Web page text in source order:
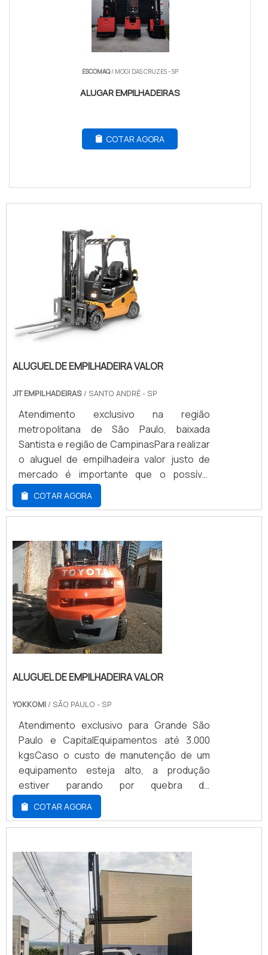
ESCOMAQ/ MOGI DAS CRUZES - SP
ALUGAR EMPILHADEIRAS
COTAR AGORA
ALUGUEL DE EMPILHADEIRA VALOR
JIT EMPILHADEIRAS / SANTO ANDRÉ - SP
Atendimento exclusivo na região
metropolitana de São Paulo, baixada
Santista e região de CampinasPara realizar
o aluguel de empilhadeira valor justo de
mercado é importante que o possível
cliente tenha conhecimento da vasta
quantidade de empresas do ramo, para,
posteriormente, escolher a que mais se
transporte envolva uma variedade de
produtos ou o objetivo seja somente
deslocar cargas podem ser utiliza...
COTAR AGORA
ALUGUEL DE EMPILHADEIRA VALOR
YOKKOMI / SÃO PAULO - SP
Atendimento exclusivo para Grande São
Paulo e CapitalEquipamentos até 3.000
kgsCaso o custo de manutenção de um
equipamento esteja alto, a produção
estiver parando por quebra de
equipamento ou quando uma empilhadeira
precisar de manutenção, a melhor escolha
é optar pelo aluguel de empilhadeira valor
por transportar e posicionar materiais no
sentido horizontal e vertical e até mesmo
em ambientes fec...
COTAR AGORA